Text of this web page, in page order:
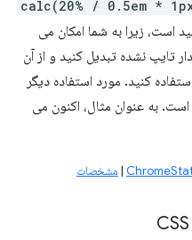
calc(20% / 0.5em *
است، زیرا به شما امکان می
تایپ نشده تبدیل کنید و از آن
کنید. مورد استفاده دیگر
به عنوان مثال، اکنون می
| مشخصات